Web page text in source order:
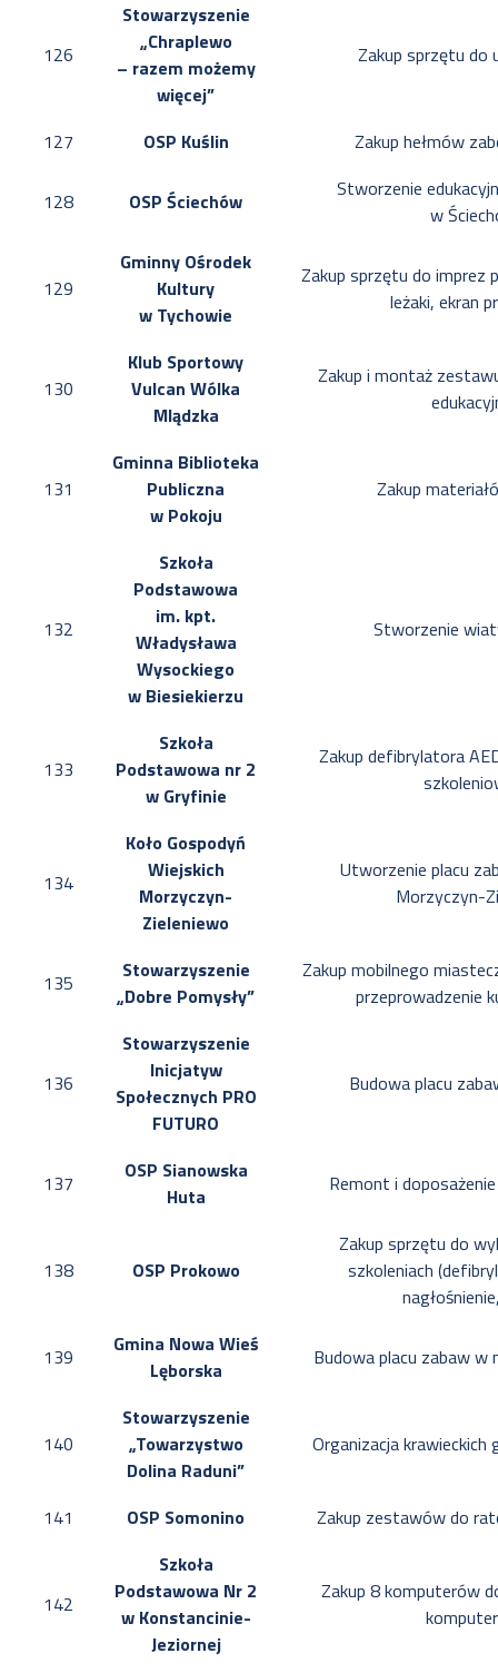
126
Stowarzyszenie
„Chraplewo
– razem możemy
więcej”
Zakup sprzętu do
127 OSP Kuślin Zakup hełmów
128 OSP Ściechów
Stworzenie
w
129
Gminny Ośrodek
Kultury
w Tychowie
Zakup sprzętu do imprez
leżaki, ekran
130
Klub Sportowy
Vulcan Wólka
Mlądzka
Zakup i montaż
131
Gminna Biblioteka
Publiczna
w Pokoju
Zakup
132
Szkoła
Podstawowa
im. kpt.
Władysława
Wysockiego
w Biesiekierzu
Stworzenie
133
Szkoła
Podstawowa nr 2
w Gryfinie
Zakup defibrylatora
134
Koło Gospodyń
Wiejskich
Morzyczyn-
Zieleniewo
Utworzenie placu
Morzyczyn-
135
Stowarzyszenie
„Dobre Pomysły”
Zakup mobilnego
przeprowadzenie
136
Stowarzyszenie
Inicjatyw
Społecznych PRO
FUTURO
Budowa placu
137
OSP Sianowska
Huta
Remont i
138 OSP Prokowo
Zakup sprzętu do
szkoleniach
139
Gmina Nowa Wieś
Lęborska
Budowa placu zabaw
140
Stowarzyszenie
„Towarzystwo
Dolina Raduni”
Organizacja
141 OSP Somonino Zakup zestawów do
142
Szkoła
Podstawowa Nr 2
w Konstancinie-
Jeziornej
Zakup 8 komputerów